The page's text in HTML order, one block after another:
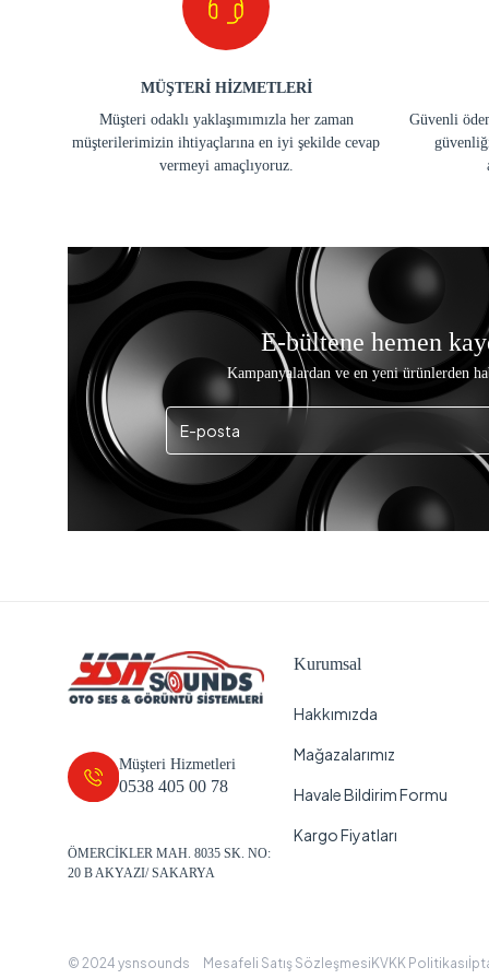
MÜŞTERİ HİZMETLERİ
Müşteri odaklı yaklaşımımızla her zaman
müşterilerimizin ihtiyaçlarına en iyi şekilde cevap
vermeyi amaçlıyoruz.
Güvenli
E-bültene hemen
Kampanyalardan ve en yeni ürünlerden
Müşteri Hizmetleri
0538 405 00 78
ÖMERCİKLER MAH. 8035 SK. NO:
20 B AKYAZI/ SAKARYA
Kurumsal
Hakkımızda
Mağazalarımız
Havale Bildirim Formu
Kargo Fiyatları
© 2024 ysnsounds Mesafeli Satış Sözleşmesi KVKK Politikası